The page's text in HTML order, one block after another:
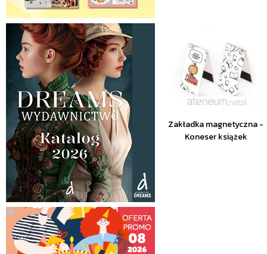
Zakładka magnetyczna -
Koneser książek